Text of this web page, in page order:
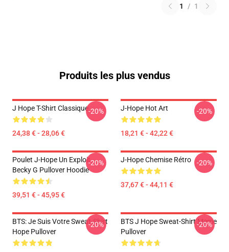
1 / 1
Produits les plus vendus
J Hope T-Shirt Classique
24,38 € - 28,06 €
-20% J-Hope Hot Art
18,21 € - 42,22 €
-20%
Poulet J-Hope Un Exploit.
Becky G Pullover Hoodie
39,51 € - 45,95 €
-20% J-Hope Chemise Rétro
37,67 € - 44,11 €
-20%
BTS: Je Suis Votre Sweat-Shirt
Hope Pullover
-20%
BTS J Hope Sweat-Shirt Meme
Pullover
-20%